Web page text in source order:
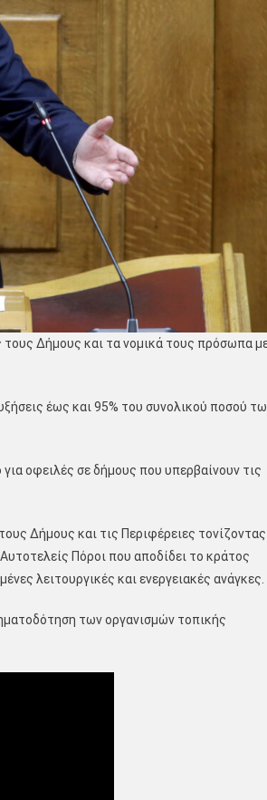
Δήμους και τα νομικά τους πρόσωπα
έως και 95% του συνολικού ποσού
οφειλές σε δήμους που υπερβαίνουν τις
Δήμους και τις Περιφέρειες τονίζοντας
Πόροι που αποδίδει το κράτος
λειτουργικές και ενεργειακές ανάγκες.
των οργανισμών τοπικής